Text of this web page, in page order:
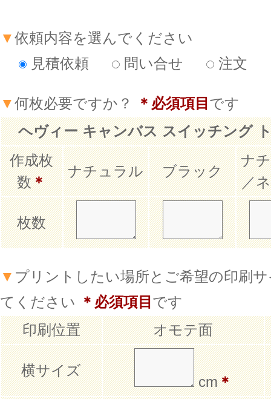
▼依頼内容を選んでください
見積依頼
問い合せ 注文
▼何枚必要ですか？ ＊必須項目 です
ヘヴィー キャンバス スイッチング
作成枚
数＊
ナチュラル ブラック
ナ
／
枚数
▼ プリントしたい場所とご希望の印刷
てください ＊必須項目 です
印刷位置
オモテ面
横サイズ
cm＊